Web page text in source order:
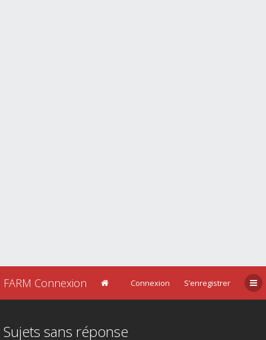
FARM Connexion Connexion S’enregistrer
Sujets sans réponse